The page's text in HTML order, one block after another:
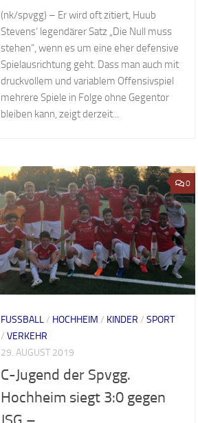
(nk/spvgg) – Er wird oft zitiert, Huub
Stevens‘ legendärer Satz „Die Null muss
stehen“, wenn es um eine eher defensive
Spielausrichtung geht. Dass man auch mit
druckvollem und variablem Offensivspiel
mehrere Spiele in Folge ohne Gegentor
bleiben kann, zeigt derzeit...
0
FUSSBALL / HOCHHEIM / KINDER / SPORT
/ VERKEHR
29. AUGUST 2019
C-Jugend der Spvgg.
Hochheim siegt 3:0 gegen